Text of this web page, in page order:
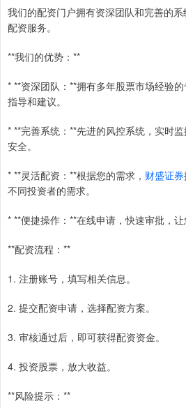
我们的配资门户拥有资深团队和完善的
配资服务。
**我们的优势：**
* **资深团队：**拥有多年股票市场经验
指导和建议。
* **完善系统：**先进的风控系统，实时
安全。
* **灵活配资：**根据您的需求， 财盛证券
不同投资者的需求。
* **便捷操作：**在线申请，快速审批，让
**配资流程：**
1. 注册账号，填写相关信息。
2. 提交配资申请，选择配资方案。
3. 审核通过后，即可获得配资资金。
4. 投资股票，放大收益。
**风险提示：**